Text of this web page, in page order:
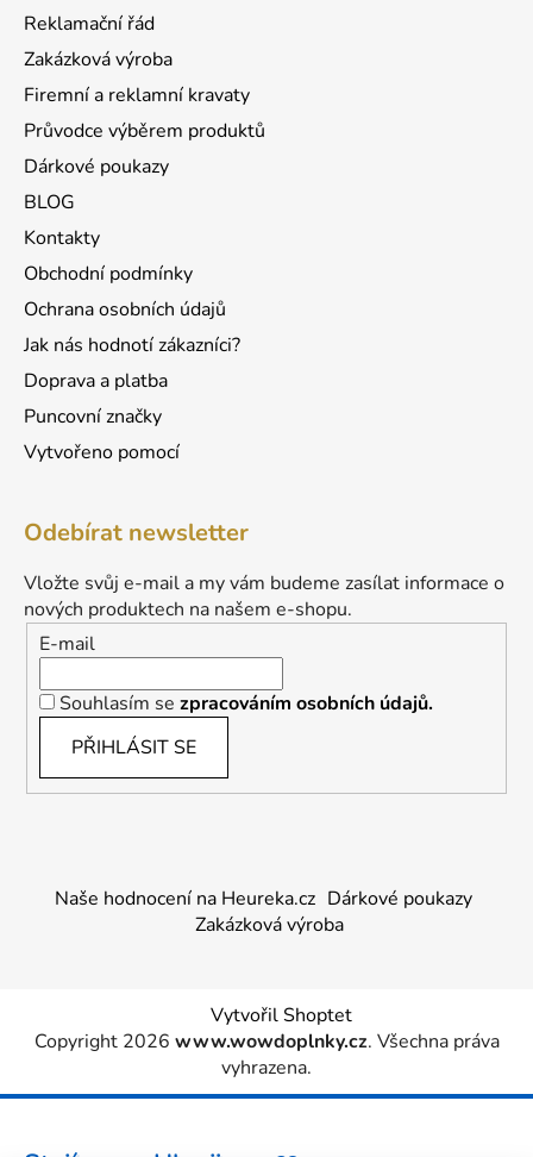
Reklamační řád
Zakázková výroba
Firemní a reklamní kravaty
Průvodce výběrem produktů
Dárkové poukazy
BLOG
Kontakty
Obchodní podmínky
Ochrana osobních údajů
Jak nás hodnotí zákazníci?
Doprava a platba
Puncovní značky
Vytvořeno pomocí
Odebírat newsletter
Vložte svůj e-mail a my vám budeme zasílat informace o
nových produktech na našem e-shopu.
E-mail
Souhlasím se zpracováním osobních údajů.
PŘIHLÁSIT SE
Naše hodnocení na Heureka.cz Dárkové poukazy
Zakázková výroba
Vytvořil Shoptet
Copyright 2026 www.wowdoplnky.cz. Všechna práva
vyhrazena.